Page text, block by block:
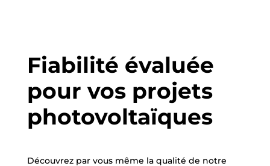
Fiabilité évaluée
pour vos projets
photovoltaïques
Découvrez par vous même la qualité de notre